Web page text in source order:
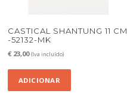
CASTICAL SHANTUNG 11 CM
-52132-MK
€ 23,00 (Iva incluído)
ADICIONAR